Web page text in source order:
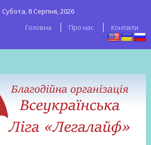
Субота, 8 Серпня, 2026
Головна
Про нас Контакти
робітників